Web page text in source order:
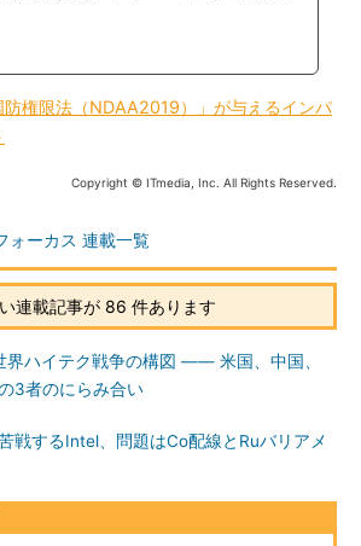
防権限法（NDAA2019）」が与えるインパ
Copyright © ITmedia, Inc. All Rights Reserved.
ォーカス 連載一覧
連載記事が 86 件あります
界ハイテク戦争の構図 ―― 米国、中国、
3者のにらみ合い
戦するIntel、問題はCo配線とRuバリアメ